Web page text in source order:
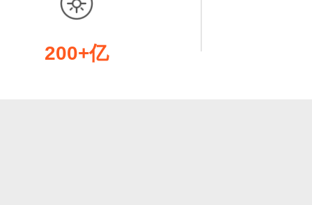
200+亿